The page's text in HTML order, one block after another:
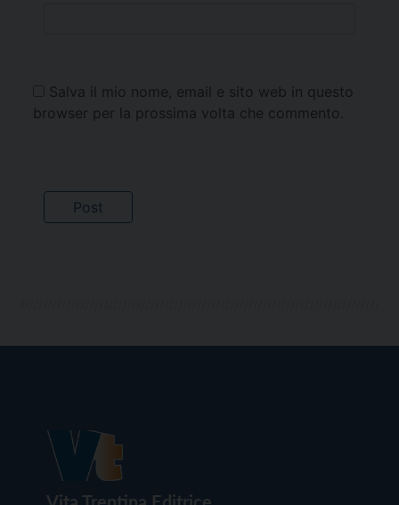
Salva il mio nome, email e sito web in questo
browser per la prossima volta che commento.